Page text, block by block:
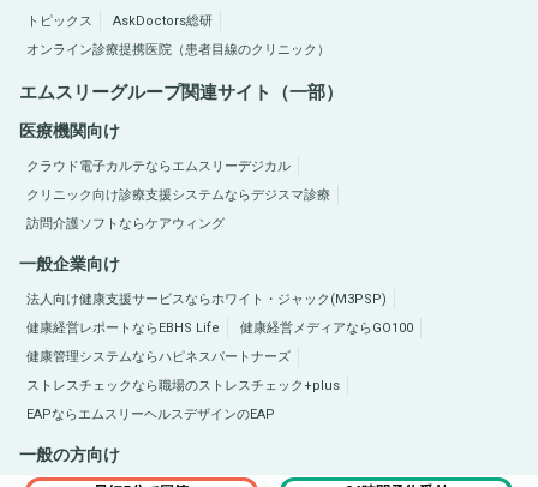
トピックス
AskDoctors総研
オンライン診療提携医院（患者目線のクリニック）
エムスリーグループ関連サイト（一部）
医療機関向け
クラウド電子カルテならエムスリーデジカル
クリニック向け診療支援システムならデジスマ診療
訪問介護ソフトならケアウィング
一般企業向け
法人向け健康支援サービスならホワイト・ジャック(M3PSP)
健康経営レポートならEBHS Life
健康経営メディアならGO100
健康管理システムならハピネスパートナーズ
ストレスチェックなら職場のストレスチェック+plus
EAPならエムスリーヘルスデザインのEAP
一般の方向け